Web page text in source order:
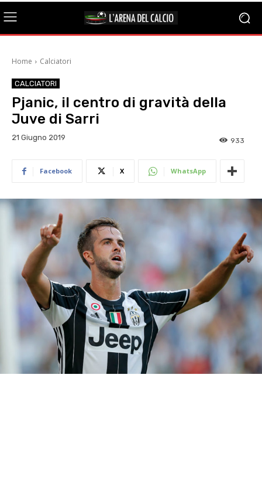
Home Calciatori
CALCIATORI
Pjanic, il centro di gravità della
Juve di Sarri
21 Giugno 2019 933
Facebook X WhatsApp